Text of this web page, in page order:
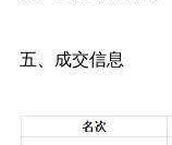
五、成交信息